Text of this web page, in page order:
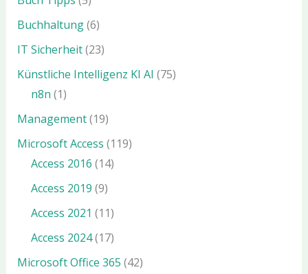
Buchhaltung(6)
IT Sicherheit(23)
Künstliche Intelligenz KI AI (75)
n8n (1)
Management(19)
Microsoft Access (119)
Access 2016 (14)
Access 2019 (9)
Access 2021 (11)
Access 2024(17)
Microsoft Office 365 (42)